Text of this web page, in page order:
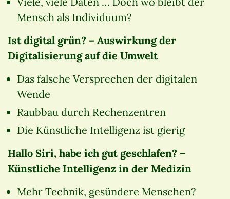
Mensch als Individuum?
Ist digital grün? – Auswirkung der
Digitalisierung auf die Umwelt
Das falsche Versprechen der digitalen
Wende
Raubbau durch Rechenzentren
Die Künstliche Intelligenz ist gierig
Hallo Siri, habe ich gut geschlafen? –
Künstliche Intelligenz in der Medizin
Mehr Technik, gesündere Menschen?